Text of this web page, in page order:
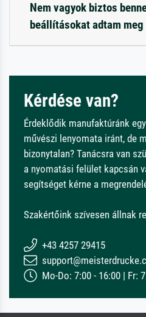
Nem vagyok biztos
beállításokat adtam meg
Kérdése van?
Érdeklődik manufaktúránk
művészi lenyomata iránt, de
bizonytalan? Tanácsra van
a nyomatási felület kapcsán
segítséget kérne a
Szakértőink szívesen állnak
+43 4257 29415
Mo-Do: 7:00 - 16:00 | Fr: